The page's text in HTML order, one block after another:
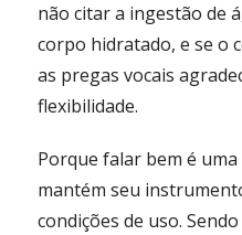
não citar a ingestão de
corpo hidratado, e se o
as pregas vocais
flexibilidade.
Porque falar bem é
mantém seu
condições de uso.